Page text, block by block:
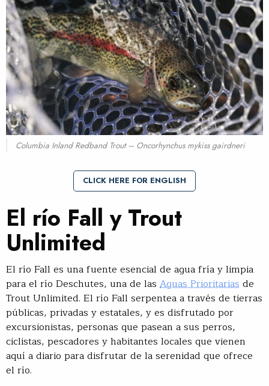
Columbia Inland Redband Trout – Oncorhynchus mykiss gairdneri
CLICK HERE FOR ENGLISH
El río Fall y Trout
Unlimited
El río Fall es una fuente esencial de agua fría y limpia
para el río Deschutes, una de las Aguas Prioritarias de
Trout Unlimited. El río Fall serpentea a través de tierras
públicas, privadas y estatales, y es disfrutado por
excursionistas, personas que pasean a sus perros,
ciclistas, pescadores y habitantes locales que vienen
aquí a diario para disfrutar de la serenidad que ofrece
el río.